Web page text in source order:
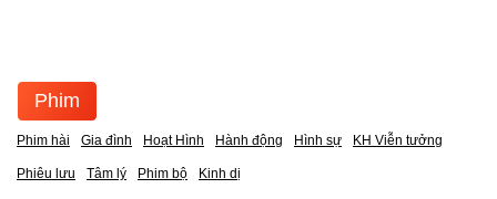
Phim
Phim hài Gia đình Hoạt Hình Hành động Hình sự KH Viễn tưởng
Phiêu lưu Tâm lý Phim bộ Kinh dị